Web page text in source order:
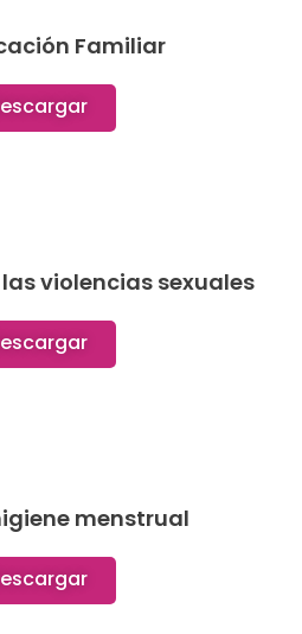
Familiar
violencias sexuales
menstrual